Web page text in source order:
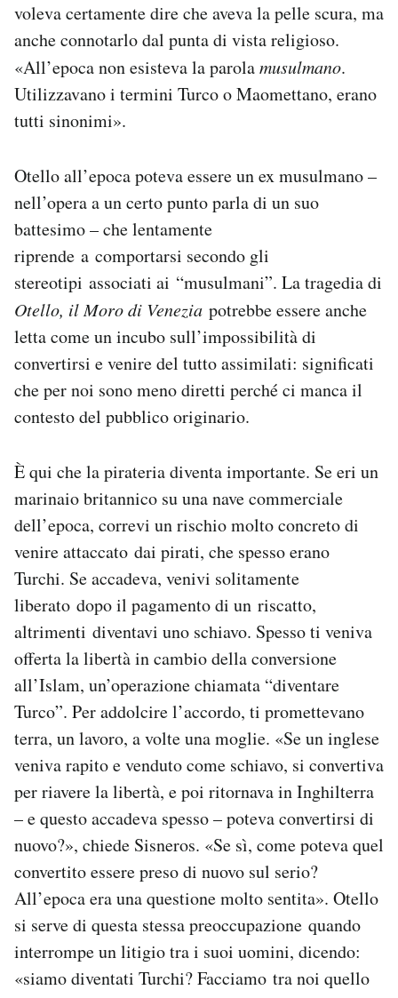
voleva certamente dire che aveva la pelle scura, ma
anche connotarlo dal punta di vista religioso.
«All’epoca non esisteva la parolamusulmano.
Utilizzavano i termini Turco o Maomettano, erano
tutti sinonimi».
Otello all’epoca poteva essere un ex musulmano –
nell’opera a un certo punto parla di un suo
battesimo – che lentamente
riprende a comportarsi secondo gli
stereotipi associati ai “musulmani”. La tragedia di
Otello, il Moro di Venezia potrebbe essere anche
letta come un incubo sull’impossibilità di
convertirsi e venire del tutto assimilati: significati
che per noi sono meno diretti perché ci manca il
contesto del pubblico originario.
È qui che la pirateria diventa importante. Se eri un
marinaio britannico su una nave commerciale
dell’epoca, correvi un rischio molto concreto di
venire attaccato dai pirati, che spesso erano
Turchi. Se accadeva, venivi solitamente
liberato dopo il pagamento di un riscatto,
altrimenti diventavi uno schiavo. Spesso ti veniva
offerta la libertà in cambio della conversione
all’Islam, un’operazione chiamata “diventare
Turco”. Per addolcire l’accordo, ti promettevano
terra, un lavoro, a volte una moglie. «Se un inglese
veniva rapito e venduto come schiavo, si convertiva
per riavere la libertà, e poi ritornava in Inghilterra
– e questo accadeva spesso – poteva convertirsi di
nuovo?», chiede Sisneros. «Se sì, come poteva quel
convertito essere preso di nuovo sul serio?
All’epoca era una questione molto sentita». Otello
si serve di questa stessa preoccupazione quando
interrompe un litigio tra i suoi uomini, dicendo:
«siamo diventati Turchi? Facciamo tra noi quello